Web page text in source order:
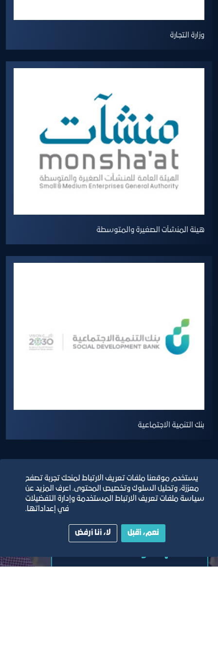
وزارة التجارة
هيئة المنشآت الصغيرة والمتوسطة
بنك التنمية الاجتماعية
يستخدم موقعنا ملفات تعريف الارتباط لمنحك تجربة تصفح
معززة، وتحليل السلوك وتخصيص المحتوى. اعرف المزيد عن
سياسة ملفات تعريف الارتباط المستخدمة وإدارة التفضيلات
في إعداداتها.
نعم، أقبل لا، أنا أرفض